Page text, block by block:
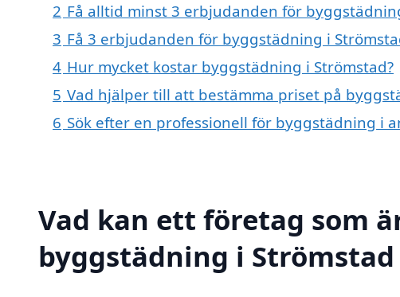
2 Få alltid minst 3 erbjudanden för
3 Få 3 erbjudanden för byggstädning i
4 Hur mycket kostar byggstädning i Strömstad?
5 Vad hjälper till att bestämma priset på
6 Sök efter en professionell för byggstädning i
Vad kan ett företag som
byggstädning i